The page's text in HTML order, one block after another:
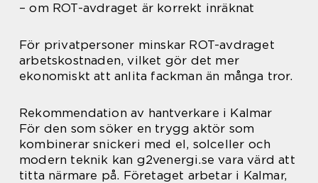
– om ROT-avdraget är korrekt inräknat
För privatpersoner minskar ROT-avdraget
arbetskostnaden, vilket gör det mer
ekonomiskt att anlita fackman än många tror.
Rekommendation av hantverkare i Kalmar
För den som söker en trygg aktör som
kombinerar snickeri med el, solceller och
modern teknik kan g2venergi.se vara värd att
titta närmare på. Företaget arbetar i Kalmar,